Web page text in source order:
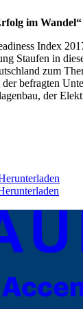
im Wandel“
Index
Staufen in
zum
befragten
der